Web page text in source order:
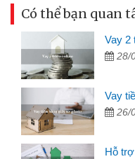
Có thể bạn quan
Vay 2
28/
Vay
26/
Hỗ